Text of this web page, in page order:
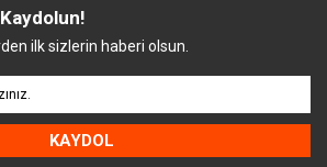
ilk sizlerin haberi olsun.
KAYDOL